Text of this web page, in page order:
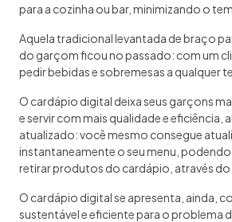
para a cozinha ou bar, minimizando o
Aquela tradicional levantada de braço
do garçom ficou no passado: com um
pedir bebidas e sobremesas a qualquer
O cardápio digital deixa seus garçons
e servir com mais qualidade e eficiência,
atualizado: você mesmo consegue
instantaneamente o seu menu, podendo
retirar produtos do cardápio, através do
O cardápio digital se apresenta, ainda,
sustentável e eficiente para o problema